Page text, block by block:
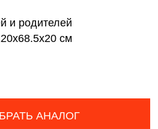
и родителей
см
АНАЛОГ